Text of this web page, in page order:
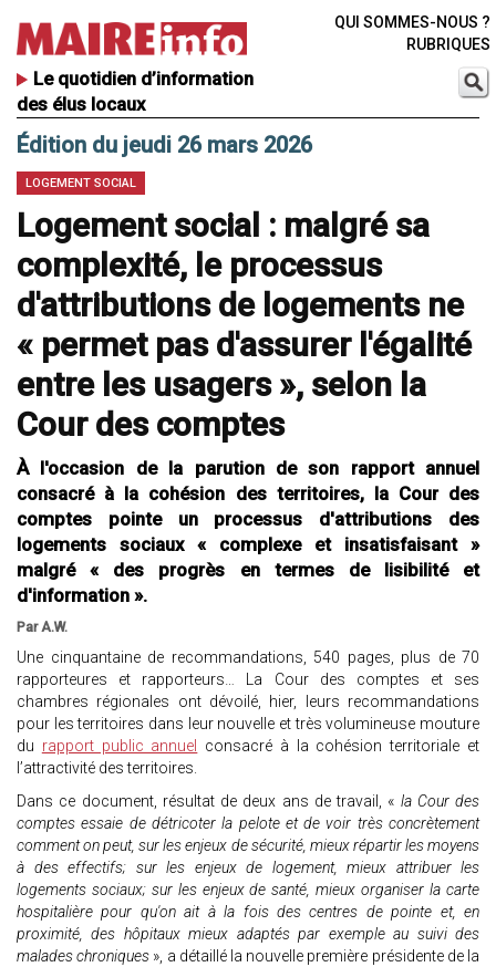
Le quotidien d’information
des élus locaux
QUI SOMMES-NOUS ?
RUBRIQUES
Édition du jeudi 26 mars 2026
LOGEMENT SOCIAL
Logement social : malgré sa
complexité, le processus
d'attributions de logements ne
« permet pas d'assurer l'égalité
entre les usagers », selon la
Cour des comptes
À l'occasion de la parution de son rapport annuel
consacré à la cohésion des territoires, la Cour des
comptes pointe un processus d'attributions des
logements sociaux « complexe et insatisfaisant »
malgré « des progrès en termes de lisibilité et
d'information ».
Par A.W.
Une cinquantaine de recommandations, 540 pages, plus de 70
rapporteures et rapporteurs… La Cour des comptes et ses
chambres régionales ont dévoilé, hier, leurs recommandations
pour les territoires dans leur nouvelle et très volumineuse mouture
du rapport public annuel
consacré à la cohésion territoriale et
l’attractivité des territoires.
Dans ce document, résultat de deux ans de travail, « la Cour des
comptes essaie de détricoter la pelote et de voir très concrètement
comment on peut, sur les enjeux de sécurité, mieux répartir les moyens
à des effectifs; sur les enjeux de logement, mieux attribuer les
logements sociaux; sur les enjeux de santé, mieux organiser la carte
hospitalière pour qu'on ait à la fois des centres de pointe et, en
proximité, des hôpitaux mieux adaptés par exemple au suivi des
malades chroniques », a détaillé la nouvelle première présidente de la